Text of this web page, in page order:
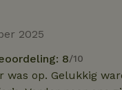
2025
8/10
was op. Gelukkig